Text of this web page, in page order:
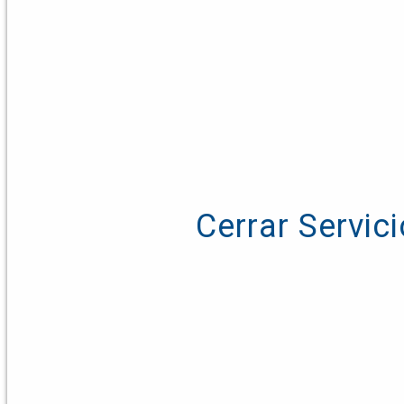
Cerrar